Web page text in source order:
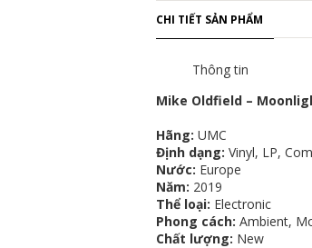
CHI TIẾT SẢN PHẨM
Thông tin
Mike Oldfield –
Hãng: UMC
Định dạng: Vinyl, LP,
Nước: Europe
Năm: 2019
Thể loại: Electronic
Phong cách: Ambient,
Chất lượng: New